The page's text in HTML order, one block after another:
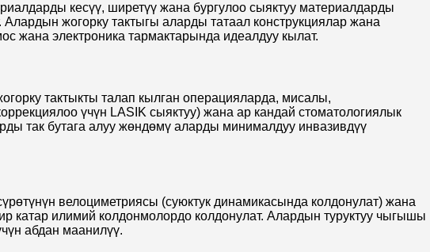
кесүү, ширетүү жана бургулоо сыяктуу материалдарды
жогорку тактыгы аларды татаал конструкциялар жана
жана электроника тармактарында идеалдуу кылат.
тактыкты талап кылган операцияларда, мисалы,
үчүн LASIK сыяктуу) жана ар кандай стоматологиялык
так бутага алуу жөндөмү аларды минималдуу инвазивдүү
велоциметриясы (суюктук динамикасында колдонулат) жана
катар илимий колдонмолордо колдонулат. Алардын туруктуу чыгышы
абдан маанилүү.